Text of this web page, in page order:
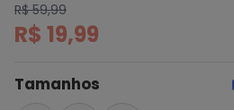
R$ 59,99
R$ 19,99
Tamanhos